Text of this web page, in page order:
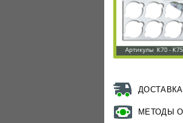
МЕТОДЫ